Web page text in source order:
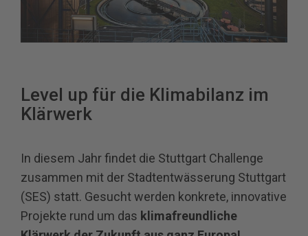
Level up für die Klimabilanz im
Klärwerk
In diesem Jahr findet die Stuttgart Challenge
zusammen mit der Stadtentwässerung Stuttgart
(SES) statt. Gesucht werden konkrete, innovative
Projekte rund um das klimafreundliche